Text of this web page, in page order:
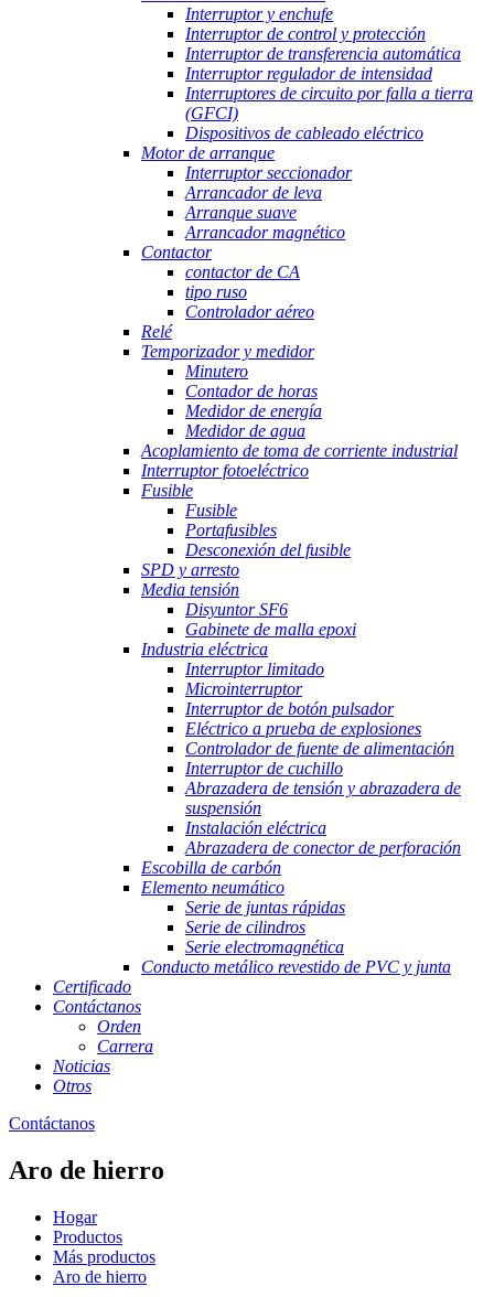
Interruptor y enchufe
Interruptor de control y protección
Interruptor de transferencia automática
Interruptor regulador de intensidad
Interruptores de circuito por falla a tierra
(GFCI)
Dispositivos de cableado eléctrico
Motor de arranque
Interruptor seccionador
Arrancador de leva
Arranque suave
Arrancador magnético
Contactor
contactor de CA
tipo ruso
Controlador aéreo
Relé
Temporizador y medidor
Minutero
Contador de horas
Medidor de energía
Medidor de agua
Acoplamiento de toma de corriente industrial
Interruptor fotoeléctrico
Fusible
Fusible
Portafusibles
Desconexión del fusible
SPD y arresto
Media tensión
Disyuntor SF6
Gabinete de malla epoxi
Industria eléctrica
Interruptor limitado
Microinterruptor
Interruptor de botón pulsador
Eléctrico a prueba de explosiones
Controlador de fuente de alimentación
Interruptor de cuchillo
Abrazadera de tensión y abrazadera de
suspensión
Instalación eléctrica
Abrazadera de conector de perforación
Escobilla de carbón
Elemento neumático
Serie de juntas rápidas
Serie de cilindros
Serie electromagnética
Conducto metálico revestido de PVC y junta
Certificado
Contáctanos
Orden
Carrera
Noticias
Otros
Contáctanos
Aro de hierro
Hogar
Productos
Más productos
Aro de hierro